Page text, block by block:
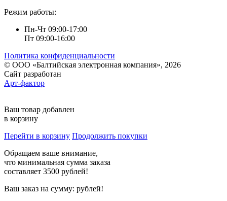
Режим работы:
Пн-Чт 09:00-17:00
Пт 09:00-16:00
Политика конфиденциальности
© ООО «Балтийская электронная компания», 2026
Сайт разработан
Арт-фактор
Ваш товар добавлен
в корзину
Перейти в корзину Продолжить покупки
Обращаем ваше внимание,
что минимальная сумма заказа
составляет 3500 рублей!
Ваш заказ на сумму: рублей!